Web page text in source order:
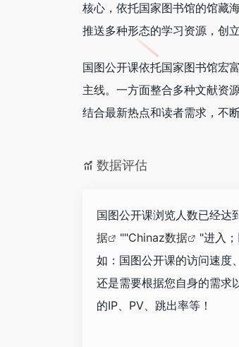
核心，依托国家图书馆的馆藏
推送多种形态的学习资源，创
国图公开课依托国家图书馆宏
主线。一方面整合多种文献资
结合最新热点和读者需求，不
数据评估
国图公开课浏览人数已经达
据
""Chinaz数据
"进入
如：国图公开课的访问速度
还是需要根据您自身的需求
的IP、PV、跳出率等！